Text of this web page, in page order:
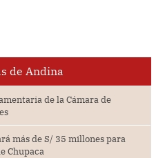
de Andina
de la Cámara de
más de S/ 35 millones para
Chupaca